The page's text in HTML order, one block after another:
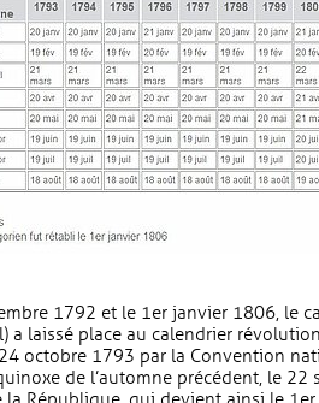
1792 et le 1er janvier 1806, le
a laissé place au calendrier
octobre 1793 par la Convention
de l’automne précédent, le